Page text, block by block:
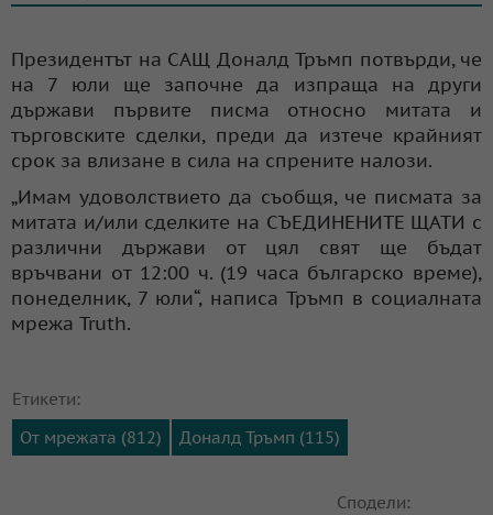
Президентът на САЩ Доналд Тръмп потвърди, че
на 7 юли ще започне да изпраща на други
държави първите писма относно митата и
търговските сделки, преди да изтече крайният
срок за влизане в сила на спрените налози.
„Имам удоволствието да съобщя, че писмата за
митата и/или сделките на СЪЕДИНЕНИТЕ ЩАТИ с
различни държави от цял свят ще бъдат
връчвани от 12:00 ч. (19 часа българско време),
понеделник, 7 юли“, написа Тръмп в социалната
мрежа Truth.
Етикети:
От мрежата (812)
Доналд Тръмп (115)
Сподели: